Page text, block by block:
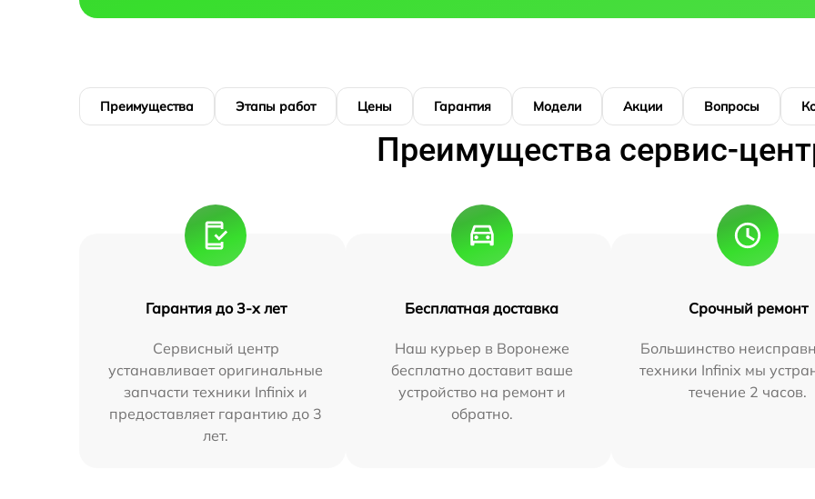
Преимущества Этапы работ Цены Гарантия Модели Акции Вопросы
Преимущества сервис-
Гарантия до 3-х лет
Сервисный центр
устанавливает оригинальные
запчасти техники Infinix и
предоставляет гарантию до 3
лет.
Бесплатная доставка
Наш курьер в Воронеже
бесплатно доставит ваше
устройство на ремонт и
обратно.
Срочный ремонт
Большинство
техники Infinix мы
течение 2 часов.